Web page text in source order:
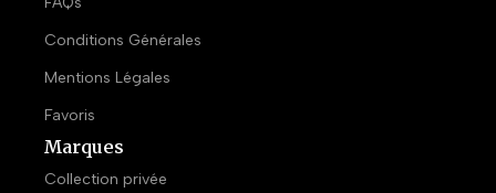
Conditions Générales
Mentions Légales
Favoris
Marques
Collection privée